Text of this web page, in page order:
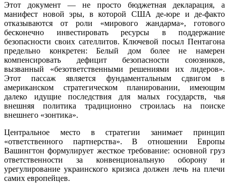
Этот документ — не просто бюджетная декларация, а
манифест новой эры, в которой США де-юре и де-факто
отказываются от роли «мирового жандарма», готового
бесконечно инвестировать ресурсы в поддержание
безопасности своих сателлитов. Ключевой посыл Пентагона
предельно конкретен: Белый дом более не намерен
компенсировать дефицит безопасности союзников,
вызванный «безответственными решениями их лидеров».
Этот пассаж является фундаментальным сдвигом в
американском стратегическом планировании, имеющим
далеко идущие последствия для малых государств, чья
внешняя политика традиционно строилась на поиске
внешнего «зонтика».
Центральное место в стратегии занимает принцип
«ответственного партнерства». В отношении Европы
Вашингтон формулирует жесткое требование: основной груз
ответственности за конвенциональную оборону и
урегулирование украинского кризиса должен лечь на плечи
самих европейцев.